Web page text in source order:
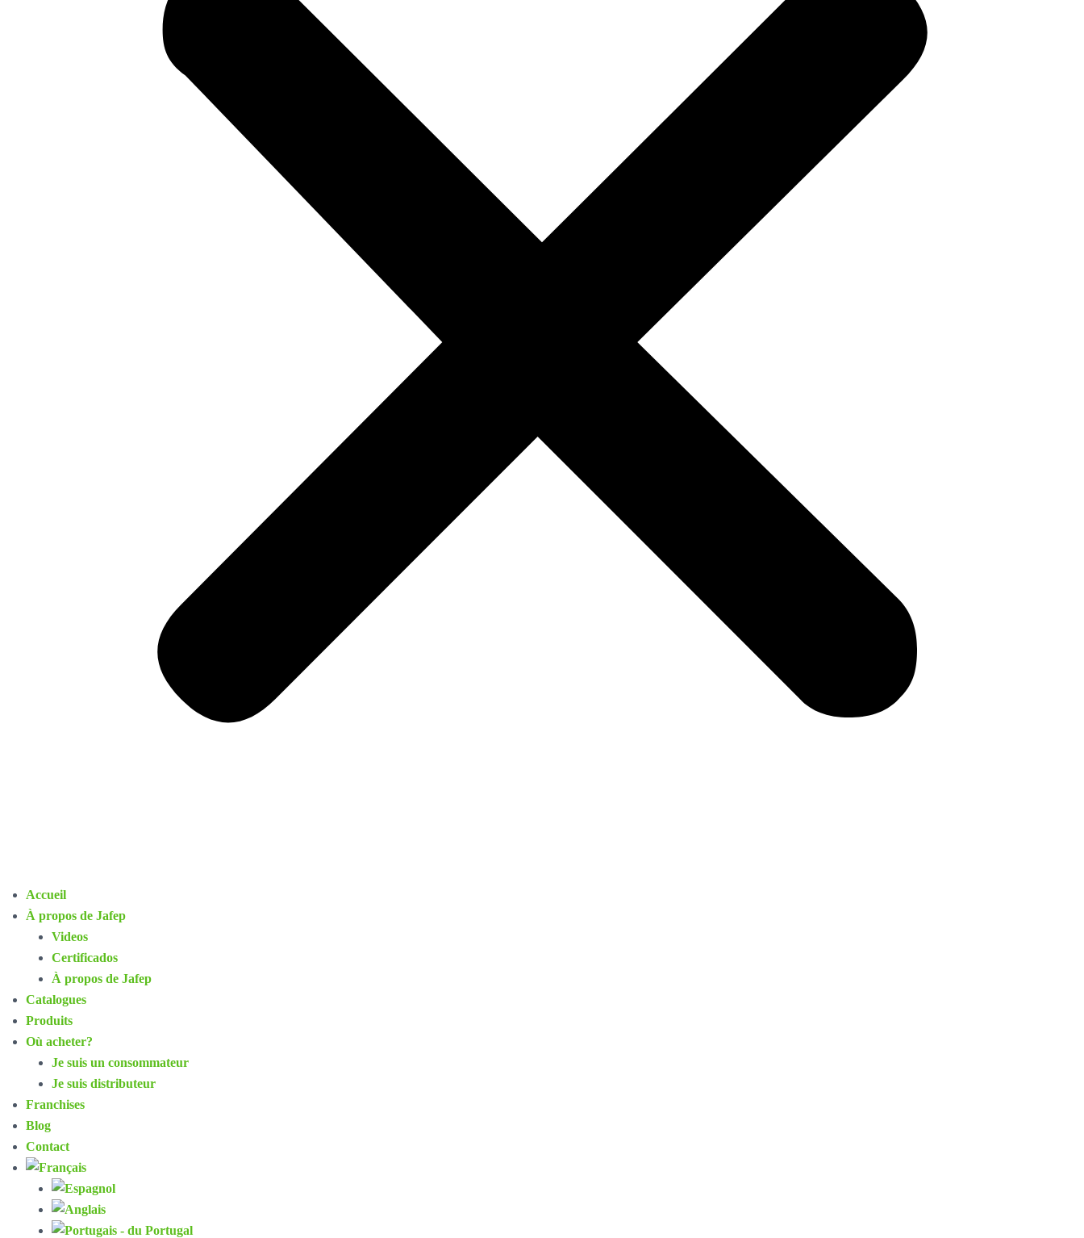
Accueil
À propos de Jafep
Videos
Certificados
À propos de Jafep
Catalogues
Produits
Où acheter?
Je suis un consommateur
Je suis distributeur
Franchises
Blog
Contact